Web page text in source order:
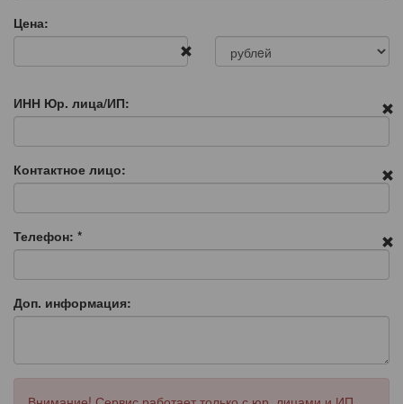
Цена:
ИНН Юр. лица/ИП:
Контактное лицо:
Телефон: *
Доп. информация: